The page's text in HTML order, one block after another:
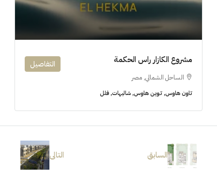
مشروع الكازار راس الحكمة
الساحل الشمالي, مصر
تاون هاوس, توين هاوس, شاليهات, فلل
التفاصيل
السابق التالى